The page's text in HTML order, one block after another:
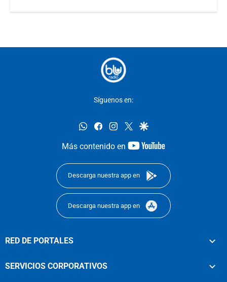
Síguenos en:
whatsappfacebookinstagram
twittergoogle
Más contenido en
youtube-
Descarga nuestra app en
Descarga nuestra app en
RED DE PORTALES
SERVICIOS CORPORATIVOS